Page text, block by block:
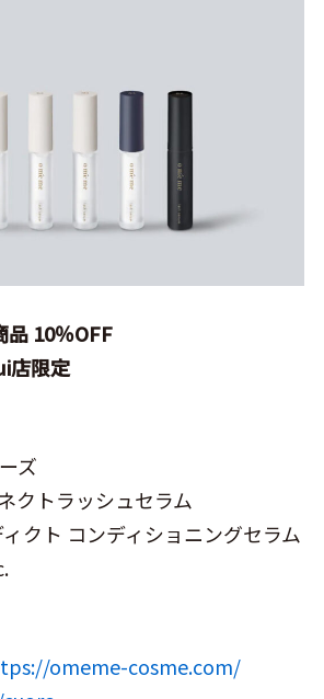
10％OFF
店限定
ズ
クトラッシュセラム
クト コンディショニングセラム
omeme-cosme.com/